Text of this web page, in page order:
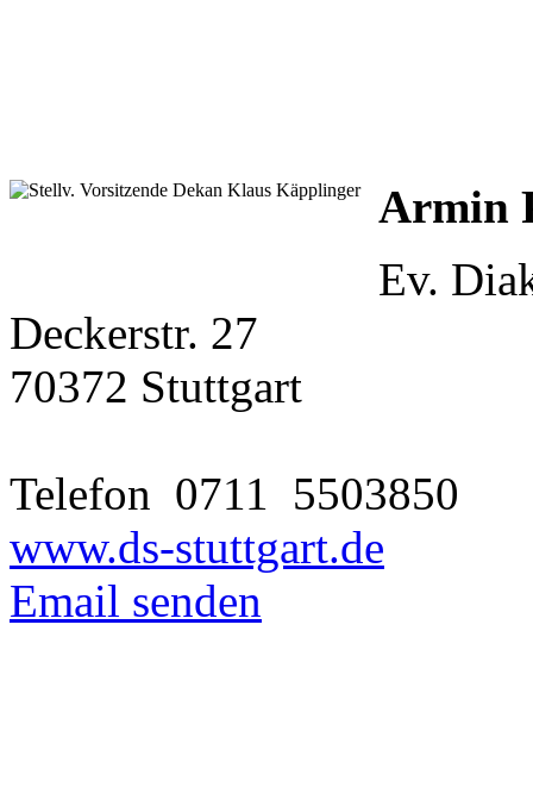
Armin
Ev.
Deckerstr. 27
70372 Stuttgart
Telefon 0711
5503850
www.ds-stuttgart.de
Email senden